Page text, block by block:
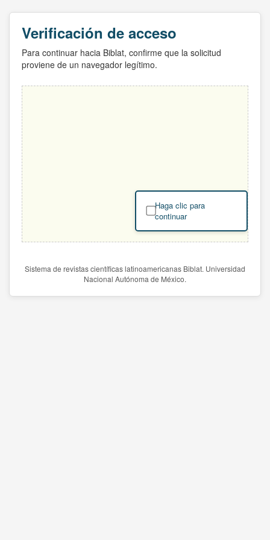
Verificación de acceso
Para continuar hacia Biblat, confirme que la solicitud
proviene de un navegador legítimo.
Haga clic para
continuar
Sistema de revistas científicas latinoamericanas Biblat. Universidad
Nacional Autónoma de México.